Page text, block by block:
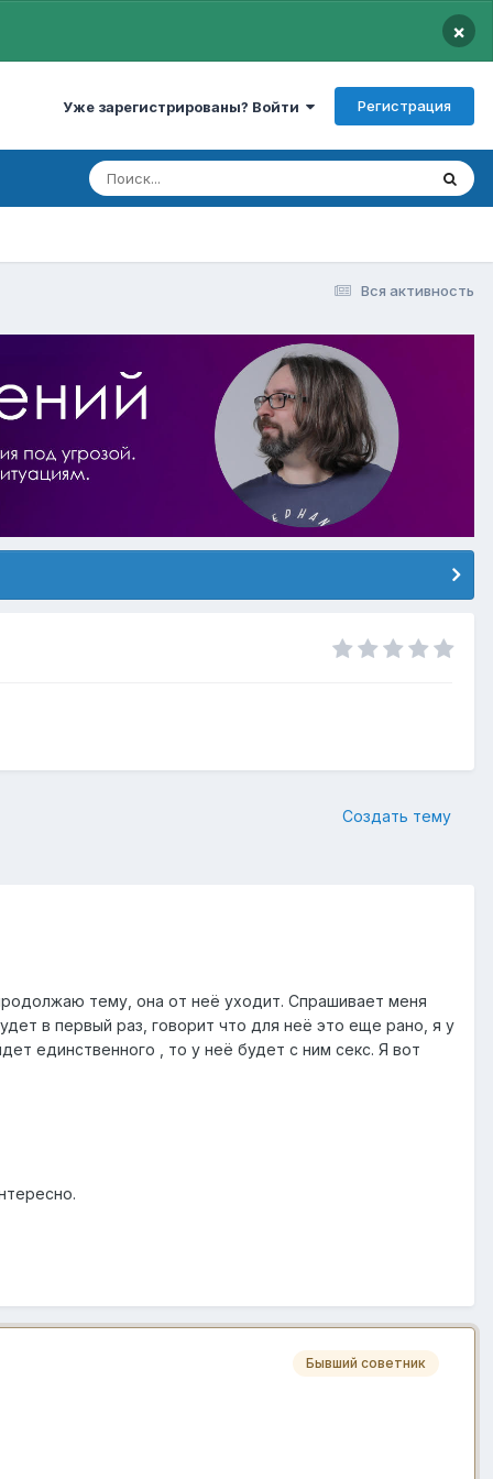
×
Уже зарегистрированы? Войти Регистрация
Вся активность
Создать тему
тему, она от неё уходит. Спрашивает меня
в первый раз, говорит что для неё это еще рано, я у
единственного , то у неё будет с ним секс. Я вот
Бывший советник